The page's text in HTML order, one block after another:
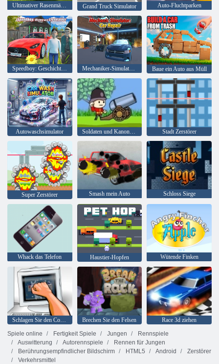
Ultimativer Rasenmäher-Simulator, Mower Master Grand Truck Simulator Auto-Fluchtparken
Speedboy: Geschichte mit Großvater Mechaniker-Simulator: Autoreparatur Baue ein Auto aus Müll
Autowaschsimulator Soldaten und Kanonen: Mountain Attack Stadt Zerstörer
Super Zerstörer Smash mein Auto Schloss Siege
Whack das Telefon Haustier-Hopfen Wütende Finken
Schlagen Sie den Computer an Brechen Sie den Felsen
Race 3d ziehen
Spiele online
Fertigkeit Spiele Jungen
Rennspiele
Auswitterung
Autorennspiele
Rennen für Jungen
Berührungsempfindlicher Bildschirm
HTML5 Android
Zerstörer
Verkehrsmittel